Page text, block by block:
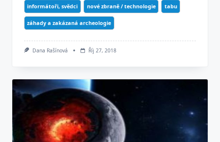
informátoři, svědci nové zbraně / technologie tabu
záhady a zakázaná archeologie
Dana Rašínová Říj 27, 2018